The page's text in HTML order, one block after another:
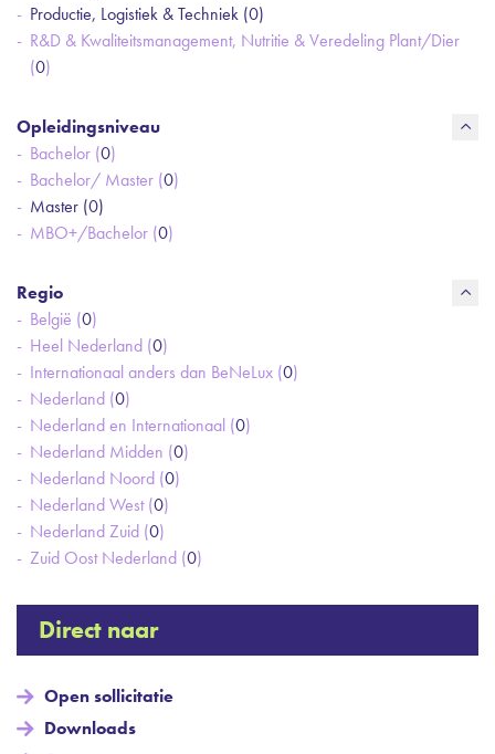
Productie, Logistiek & Techniek (0)
R&D & Kwaliteitsmanagement, Nutritie & Veredeling Plant/Dier
(0)
Opleidingsniveau
Bachelor (0)
Bachelor/ Master (0)
Master (0)
MBO+/Bachelor (0)
Regio
België (0)
Heel Nederland (0)
Internationaal anders dan BeNeLux (0)
Nederland (0)
Nederland en Internationaal (0)
Nederland Midden (0)
Nederland Noord (0)
Nederland West (0)
Nederland Zuid (0)
Zuid Oost Nederland (0)
Direct naar
Open sollicitatie
Downloads